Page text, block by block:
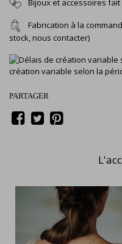
Bijoux et accessoires fait
Fabrication à la
stock, nous contacter)
création variable selon la
PARTAGER